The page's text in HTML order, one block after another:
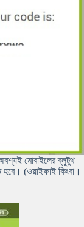
মোবাইলের ব্লুটুথ
(ওয়াইফাই কিংবা।